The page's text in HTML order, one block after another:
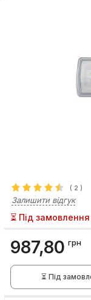
( 2 )
Залишити відгук
⏳ Під
987,80 грн
⏳ Під